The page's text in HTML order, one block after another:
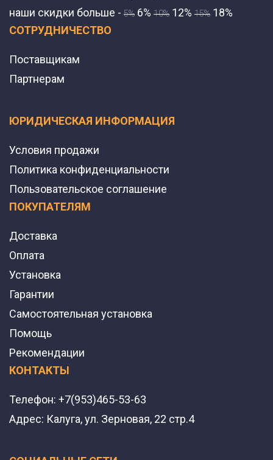
наши скидки больше - 5% 6% 10% 12% 15% 18%
СОТРУДНИЧЕСТВО
Поставщикам
Партнерам
ЮРИДИЧЕСКАЯ ИНФОРМАЦИЯ
Условия продажи
Политика конфиденциальности
Пользовательское соглашение
ПОКУПАТЕЛЯМ
Доставка
Оплата
Установка
Гарантии
Самостоятельная установка
Помощь
Рекомендации
КОНТАКТЫ
Телефон: +7(953)465-53-63
Адрес: Калуга, ул. Зерновая, 22 стр.4